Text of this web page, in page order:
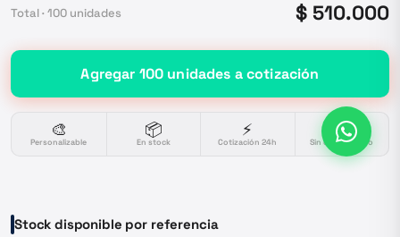
Total · 100 unidades $ 510.000
Agregar 100 unidades a cotización
🎨
Personalizable
📦
En stock
⚡
Cotización 24h
🔒
Sin compromiso
Stock disponible por referencia